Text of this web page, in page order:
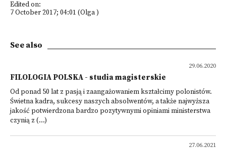
Edited on:
7 October 2017; 04:01 (Olga )
See also
29.06.2020
FILOLOGIA POLSKA - studia magisterskie
Od ponad 50 lat z pasją i zaangażowaniem kształcimy polonistów.
Świetna kadra, sukcesy naszych absolwentów, a także najwyższa
jakość potwierdzona bardzo pozytywnymi opiniami ministerstwa
czynią z (...)
27.06.2021